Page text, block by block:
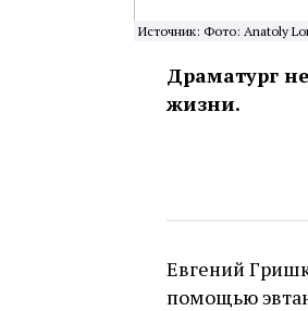
Источник: Фото: Anatoly
Драматург
жизни.
Евгений
помощью